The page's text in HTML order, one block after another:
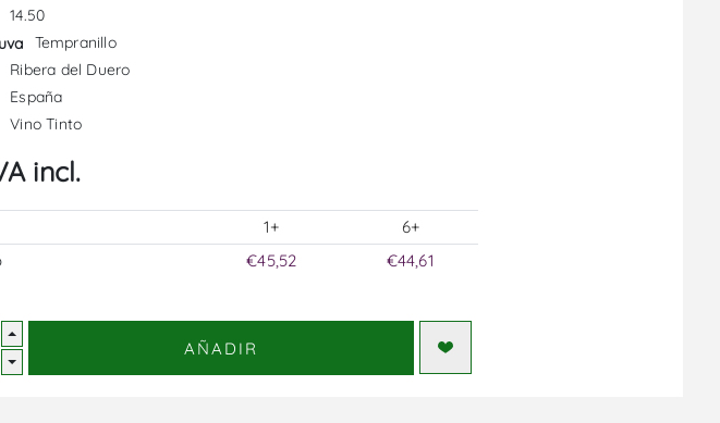
14.50
Tempranillo
Ribera del Duero
España
Vino Tinto
incl.
1+
6+
€45,52 €44,61
AÑADIR